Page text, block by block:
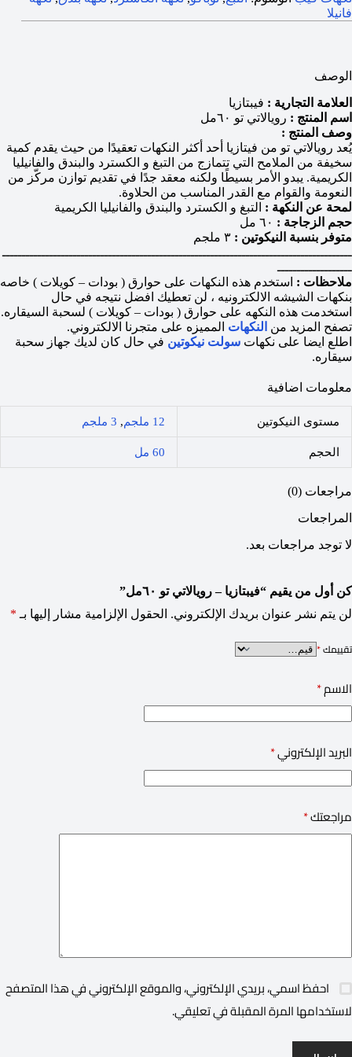
فانيلا
الوصف
العلامة التجارية : فيبتازيا
اسم المنتج : رويالاتي تو ٦٠مل
وصف المنتج :
يُعد رويالاتي تو من فيتازيا أحد أكثر النكهات تعقيدًا من حيث يقدم كمية
سخيفة من الملامح التي تتمازج من التبغ و الكسترد والبندق والفانيليا
الكريمية. يبدو الأمر بسيطًا ولكنه معقد جدًا في تقديم توازن مركّز من
النعومة والقوام مع القدر المناسب من الحلاوة.
لمحة عن النكهة : التبغ و الكسترد والبندق والفانيليا الكريمية
حجم الزجاجة :
متوفر بنسبة النيكوتين :
ـــــــــــــــــــــــــــــــــــــــــــــــــــــــــــــــــــــــــــــــــــــــــ
ـــــــــــــــــــ
ملاحظات : استخدم هذه النكهات على حوارق ( بودات – كويلات ) خاصه
بنكهات الشيشه الالكترونيه ، لن تعطيك افضل نتيجه في حال
استخدمت هذه النكهه على حوارق ( بودات – كويلات ) لسحبة السيقاره.
تصفح المزيد من النكهات المميزه على متجرنا الالكتروني.
اطلع ايضا على نكهات سولت نيكوتين في حال كان لديك جهاز سحبة
سيقاره.
معلومات اضافية
مستوى النيكوتين 12 ملجم , 3 ملجم
الحجم 60 مل
مراجعات (0)
المراجعات
لا توجد مراجعات بعد.
كن أول من يقيم “فيبتازيا – رويالاتي تو ٦٠مل”
لن يتم نشر عنوان بريدك الإلكتروني. الحقول الإلزامية مشار إليها بـ *
تقييمك*
الاسم*
البريد الإلكتروني*
مراجعتك*
احفظ اسمي، بريدي الإلكتروني، والموقع الإلكتروني في هذا المتصفح
لاستخدامها المرة المقبلة في تعليقي.